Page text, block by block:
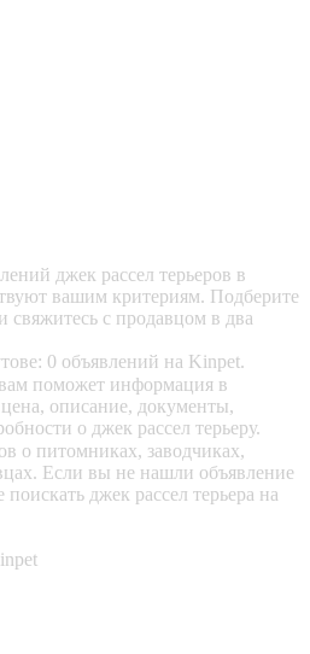
джек рассел терьеров в
вашим критериям. Подберите
свяжитесь с продавцом в два
0 объявлений на Kinpet.
поможет информация в
описание, документы,
о джек рассел терьеру.
о питомниках, заводчиках,
Если вы не нашли объявление
джек рассел терьера на